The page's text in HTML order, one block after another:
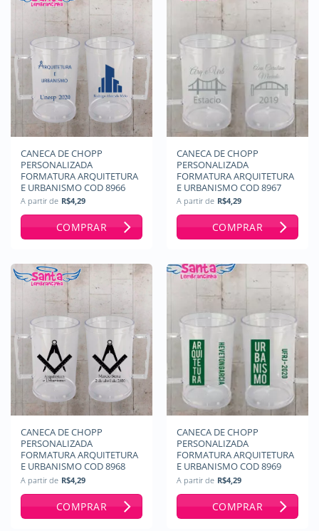
CANECA DE CHOPP
PERSONALIZADA
FORMATURA ARQUITETURA
E URBANISMO COD 8966
A partir de R$4,29
COMPRAR
CANECA DE CHOPP
PERSONALIZADA
FORMATURA ARQUITETURA
E URBANISMO COD 8967
A partir de R$4,29
COMPRAR
CANECA DE CHOPP
PERSONALIZADA
FORMATURA ARQUITETURA
E URBANISMO COD 8968
A partir de R$4,29
COMPRAR
CANECA DE CHOPP
PERSONALIZADA
FORMATURA ARQUITETURA
E URBANISMO COD 8969
A partir de R$4,29
COMPRAR